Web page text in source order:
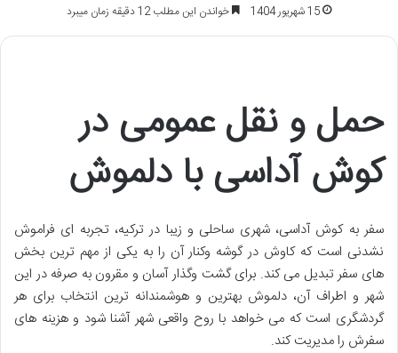
15 شهریور 1404 خواندن این مطلب 12 دقیقه زمان میبرد
حمل و نقل عمومی در
کوش آداسی با دلموش
سفر به کوش آداسی، شهری ساحلی و زیبا در ترکیه، تجربه ای فراموش
نشدنی است که کاوش در گوشه وکنار آن را به یکی از مهم ترین بخش
های سفر تبدیل می کند. برای گشت وگذار آسان و مقرون به صرفه در این
شهر و اطراف آن، دلموش بهترین و هوشمندانه ترین انتخاب برای هر
گردشگری است که می خواهد با روح واقعی شهر آشنا شود و هزینه های
سفرش را مدیریت کند.